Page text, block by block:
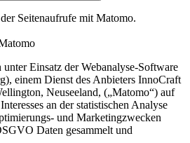
Seitenaufrufe mit Matomo.
Einsatz der Webanalyse-Software
einem Dienst des Anbieters InnoCraft
Neuseeland, („Matomo“) auf
an der statistischen Analyse
und Marketingzwecken
Daten gesammelt und